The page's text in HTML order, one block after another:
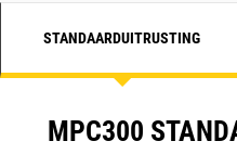
STANDAARDUITRUSTING
MPC300